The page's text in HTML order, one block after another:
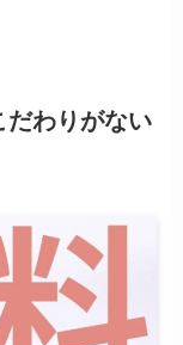
だわりがない